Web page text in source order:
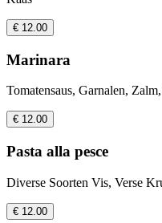
€ 12.00
Marinara
Tomatensaus, Garnalen,
€ 12.00
Pasta alla pesce
Diverse Soorten Vis, Verse
€ 12.00